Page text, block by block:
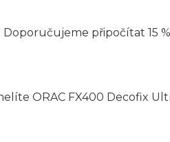
připočítat 15
ORAC FX400 Decofix